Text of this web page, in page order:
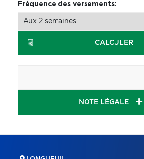
Fréquence des versements:
CALCULER
NOTE LÉGALE